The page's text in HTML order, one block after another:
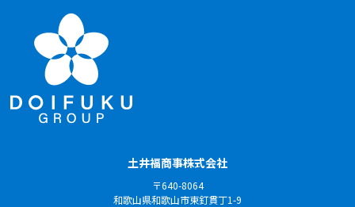
土井福商事株式会社
〒640-8064
和歌山県和歌山市東釘貫丁1-9